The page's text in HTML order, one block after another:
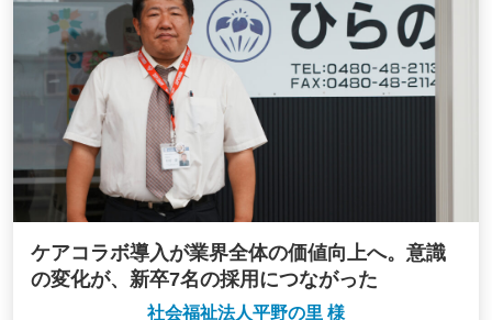
ケアコラボ導入が業界全体の価値向上へ。意識
の変化が、新卒7名の採用につながった
社会福祉法人平野の里 様